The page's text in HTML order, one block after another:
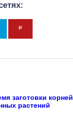
заготовки корней
растений